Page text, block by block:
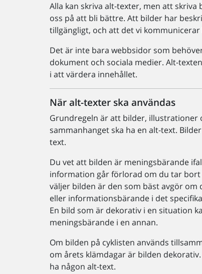
Alla kan skriva alt-texter, men att
oss på att bli bättre. Att bilder har
tillgängligt, och att det vi
Det är inte bara webbsidor som
dokument och sociala medier. Alt-
i att värdera innehållet.
När alt-texter ska användas
Grundregeln är att bilder, illustrationer
sammanhanget ska ha en alt-text.
text.
Du vet att bilden är meningsbärande
information går förlorad om du tar bort
väljer bilden är den som bäst avgör om
eller informationsbärande i det
En bild som är dekorativ i en situation
meningsbärande i en annan.
Om bilden på cyklisten används
om årets klämdagar är bilden
ha någon alt-text.